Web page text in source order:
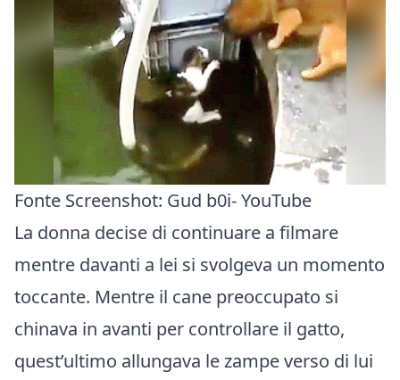
Fonte Screenshot: Gud b0i- YouTube
La donna decise di continuare a filmare
mentre davanti a lei si svolgeva un momento
toccante. Mentre il cane preoccupato si
chinava in avanti per controllare il gatto,
quest’ultimo allungava le zampe verso di lui